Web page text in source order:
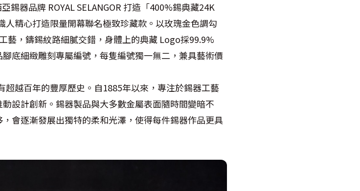
錫器品牌 ROYAL SELANGOR 打造「400%錫典藏24K
人精心打造限量開幕聯名極致珍藏款。以玫瑰金色調勾
藝，鑄錫紋路細膩交錯，身體上的典藏 Logo採99.9%
底細緻雕刻專屬編號，每隻編號獨一無二，兼具藝術價
超越百年的豐厚歷史。自1885年以來，專注於錫器工藝
設計創新。錫器製品與大多數金屬表面隨時間變暗不
會逐漸發展出獨特的柔和光澤，使得每件錫器作品更具